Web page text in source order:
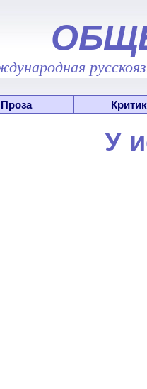
Проза
У